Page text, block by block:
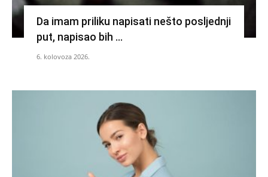
Da imam priliku napisati nešto posljednji
put, napisao bih …
6. kolovoza 2026.